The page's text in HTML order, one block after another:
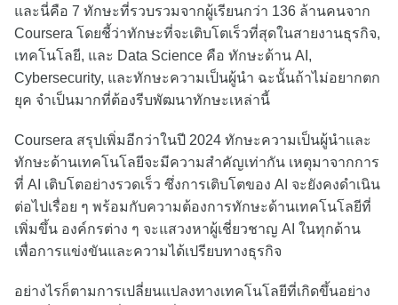
และนี่คือ 7 ทักษะที่รวบรวมจากผู้เรียนกว่า 136 ล้านคนจาก
Coursera โดยชี้ว่าทักษะที่จะเติบโตเร็วที่สุดในสายงานธุรกิจ,
เทคโนโลยี, และ Data Science คือ ทักษะด้าน AI,
Cybersecurity, และทักษะความเป็นผู้นำ ฉะนั้นถ้าไม่อยากตก
ยุค จำเป็นมากที่ต้องรีบพัฒนาทักษะเหล่านี้
Coursera สรุปเพิ่มอีกว่าในปี 2024 ทักษะความเป็นผู้นำและ
ทักษะด้านเทคโนโลยีจะมีความสำคัญเท่ากัน เหตุมาจากการ
ที่ AI เติบโตอย่างรวดเร็ว ซึ่งการเติบโตของ AI จะยังคงดำเนิน
ต่อไปเรื่อย ๆ พร้อมกับความต้องการทักษะด้านเทคโนโลยีที่
เพิ่มขึ้น องค์กรต่าง ๆ จะแสวงหาผู้เชี่ยวชาญ AI ในทุกด้าน
เพื่อการแข่งขันและความได้เปรียบทางธุรกิจ
อย่างไรก็ตามการเปลี่ยนแปลงทางเทคโนโลยีที่เกิดขึ้นอย่าง